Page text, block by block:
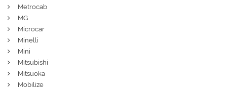
Metrocab
MG
Microcar
Minelli
Mini
Mitsubishi
Mitsuoka
Mobilize